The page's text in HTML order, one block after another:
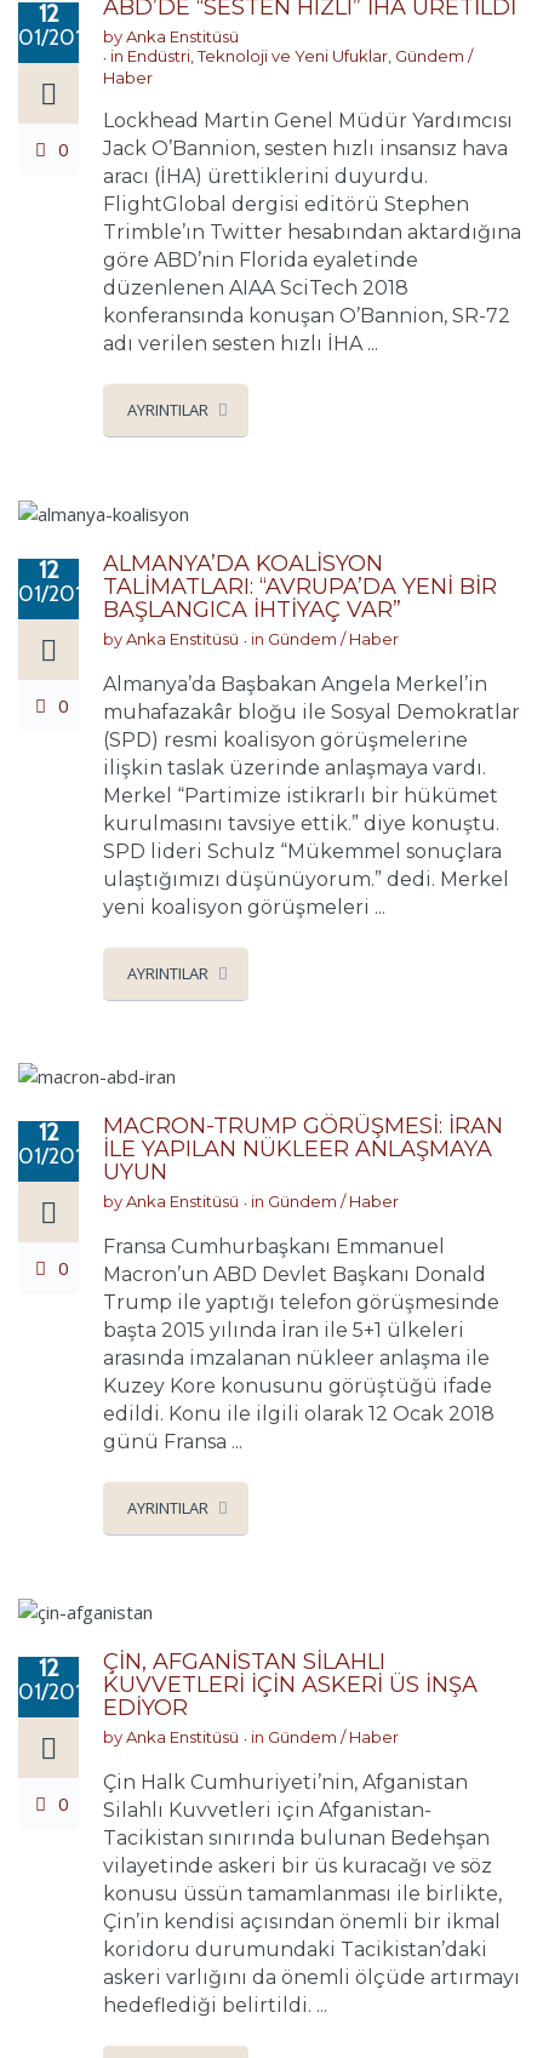
12
01/2018
0
ABD’DE “SESTEN HIZLI” İHA ÜRETİLDİ
byAnka Enstitüsü
in Endüstri, Teknoloji ve Yeni Ufuklar, Gündem /
Haber
Lockhead Martin Genel Müdür Yardımcısı
Jack O’Bannion, sesten hızlı insansız hava
aracı (İHA) ürettiklerini duyurdu.
FlightGlobal dergisi editörü Stephen
Trimble’ın Twitter hesabından aktardığına
göre ABD’nin Florida eyaletinde
düzenlenen AIAA SciTech 2018
konferansında konuşan O’Bannion, SR-72
adı verilen sesten hızlı İHA ...
AYRINTILAR
12
01/2018
0
ALMANYA’DA KOALİSYON
TALİMATLARI: “AVRUPA’DA YENİ BİR
BAŞLANGICA İHTİYAÇ VAR”
byAnka Enstitüsü in Gündem / Haber
Almanya’da Başbakan Angela Merkel’in
muhafazakâr bloğu ile Sosyal Demokratlar
(SPD) resmi koalisyon görüşmelerine
ilişkin taslak üzerinde anlaşmaya vardı.
Merkel “Partimize istikrarlı bir hükümet
kurulmasını tavsiye ettik.” diye konuştu.
SPD lideri Schulz “Mükemmel sonuçlara
ulaştığımızı düşünüyorum.” dedi. Merkel
yeni koalisyon görüşmeleri ...
AYRINTILAR
12
01/2018
0
MACRON-TRUMP GÖRÜŞMESİ: İRAN
İLE YAPILAN NÜKLEER ANLAŞMAYA
UYUN
byAnka Enstitüsü in Gündem / Haber
Fransa Cumhurbaşkanı Emmanuel
Macron’un ABD Devlet Başkanı Donald
Trump ile yaptığı telefon görüşmesinde
başta 2015 yılında İran ile 5+1 ülkeleri
arasında imzalanan nükleer anlaşma ile
Kuzey Kore konusunu görüştüğü ifade
edildi. Konu ile ilgili olarak 12 Ocak 2018
günü Fransa ...
AYRINTILAR
12
01/2018
0
ÇİN, AFGANİSTAN SİLAHLI
KUVVETLERİ İÇİN ASKERİ ÜS İNŞA
EDİYOR
byAnka Enstitüsü in Gündem / Haber
Çin Halk Cumhuriyeti’nin, Afganistan
Silahlı Kuvvetleri için Afganistan-
Tacikistan sınırında bulunan Bedehşan
vilayetinde askeri bir üs kuracağı ve söz
konusu üssün tamamlanması ile birlikte,
Çin’in kendisi açısından önemli bir ikmal
koridoru durumundaki Tacikistan’daki
askeri varlığını da önemli ölçüde artırmayı
hedeflediği belirtildi. ...